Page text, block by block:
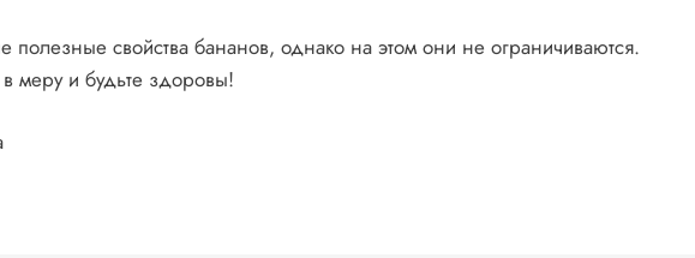
свойства бананов, однако на этом они не ограничиваются.
меру и будьте здоровы!